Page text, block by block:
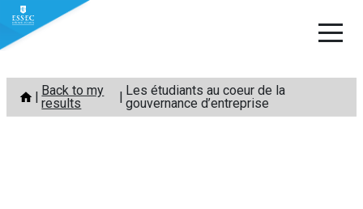
Skip
content
Back to my
results
Les étudiants au coeur de la
gouvernance d’entreprise